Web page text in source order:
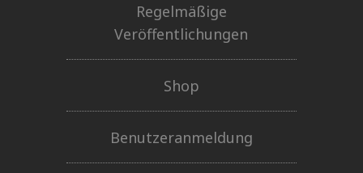
Regelmäßige
Veröffentlichungen
Shop
Benutzeranmeldung